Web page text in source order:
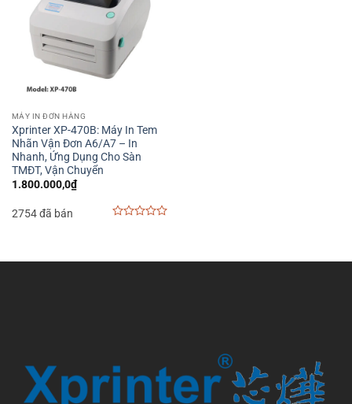
MÁY IN ĐƠN HÀNG
Xprinter XP-470B: Máy In Tem
Nhãn Vận Đơn A6/A7 – In
Nhanh, Ứng Dụng Cho Sàn
TMĐT, Vận Chuyển
1.800.000,0₫
2754 đã bán
5